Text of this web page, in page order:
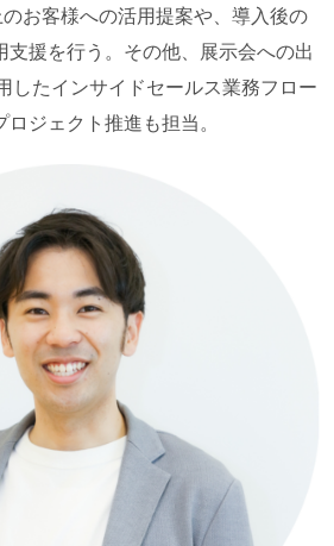
お客様への活用提案や、導入後の
援を行う。 その他、展示会への出
したインサイドセールス業務フロー
ジェクト推進も担当。